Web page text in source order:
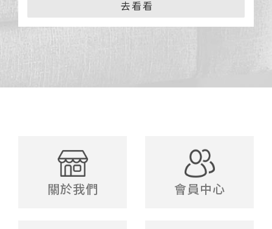
去看看
關於我們 會員中心